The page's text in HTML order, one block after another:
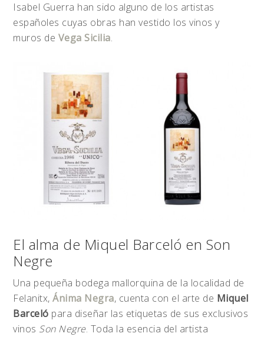
Isabel Guerra han sido alguno de los artistas
españoles cuyas obras han vestido los vinos y
muros de Vega Sicilia.
El alma de Miquel Barceló en Son
Negre
Una pequeña bodega mallorquina de la localidad de
Felanitx,Ánima Negra, cuenta con el arte de Miquel
Barceló para diseñar las etiquetas de sus exclusivos
vinos Son Negre. Toda la esencia del artista